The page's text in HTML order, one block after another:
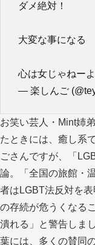
ダメ絶対！
大変な事になる
心は女じゃねー
— 楽しんご
お笑い芸人・Mint姉
たときには、癒し系
ごさんですが、「
論。「全国の旅館・
者はLGBT法反対を
の存続が危うくなる
潰れる」と警告しま
葉には、多くの賛同